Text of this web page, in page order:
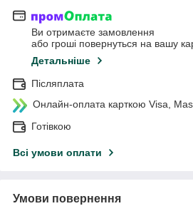
Ви отримаєте замовлення
або гроші повернуться на вашу
Детальніше
Післяплата
Онлайн-оплата карткою Visa,
Готівкою
Всі умови оплати
Умови повернення